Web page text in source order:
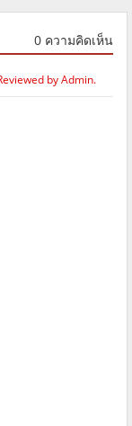
0 ความคิดเห็น
by Admin.